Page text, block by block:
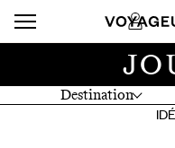
Destination